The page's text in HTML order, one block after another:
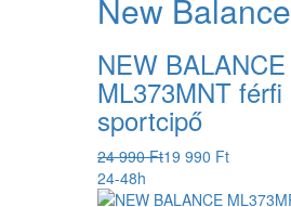
New Balance
NEW BALANCE
ML373MNT férfi
sportcipő
24 990 Ft19 990 Ft
24-48h